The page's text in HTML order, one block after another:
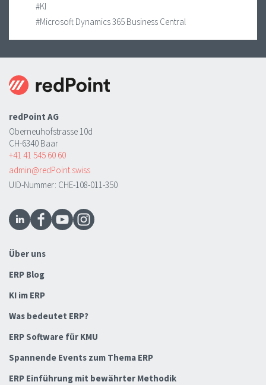
#KI
#Microsoft Dynamics 365 Business Central
redPoint AG
Oberneuhofstrasse 10d
CH-6340 Baar
+41 41 545 60 60
admin@redPoint.swiss
UID-Nummer: CHE-108-011-350
Über uns
ERP Blog
KI im ERP
Was bedeutet ERP?
ERP Software für KMU
Spannende Events zum Thema ERP
ERP Einführung mit bewährter Methodik